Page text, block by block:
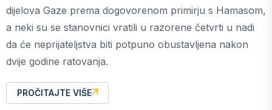
dijelova Gaze prema dogovorenom primirju s Hamasom,
a neki su se stanovnici vratili u razorene četvrti u nadi
da će neprijateljstva biti potpuno obustavljena nakon
dvije godine ratovanja.
PROČITAJTE VIŠE